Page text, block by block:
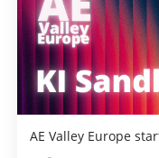
AE Valley Europe